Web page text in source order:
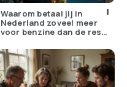
Waarom betaal jij in
Nederland zoveel meer
voor benzine dan de rest